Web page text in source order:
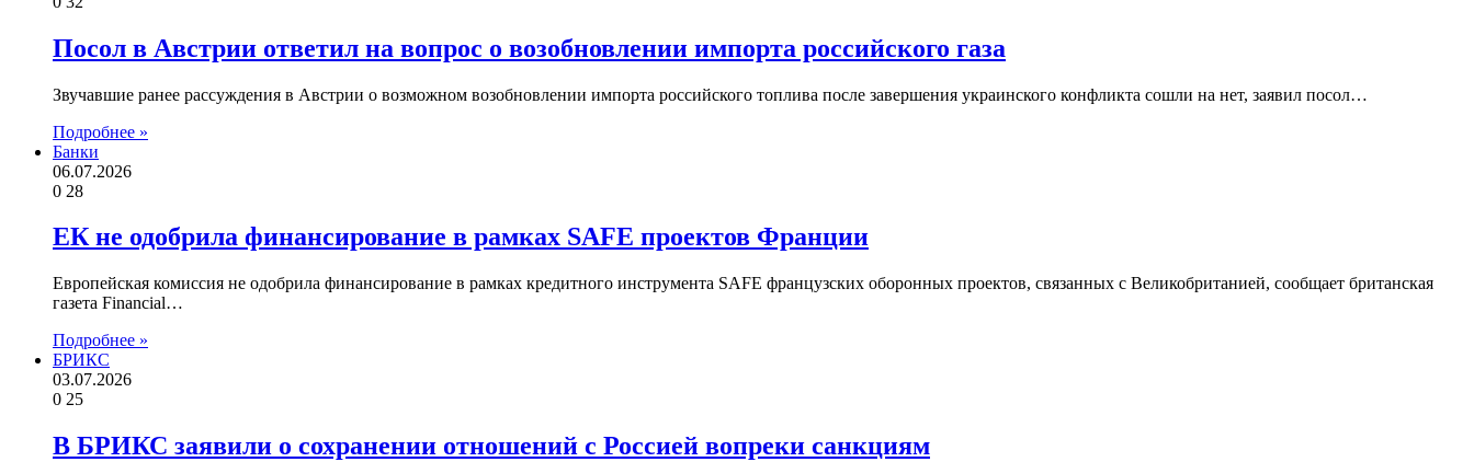
Посол в Австрии ответил на вопрос о возобновлении импорта российского газа
Звучавшие ранее рассуждения в Австрии о возможном возобновлении импорта российского топлива после завершения украинского конфликта сошли на нет, заявил посол…
Подробнее »
Банки
06.07.2026
0 28
ЕК не одобрила финансирование в рамках SAFE проектов Франции
Европейская комиссия не одобрила финансирование в рамках кредитного инструмента SAFE французских оборонных проектов, связанных с Великобританией, сообщает британская
газета Financial…
Подробнее »
БРИКС
03.07.2026
0 25
В БРИКС заявили о сохранении отношений с Россией вопреки санкциям